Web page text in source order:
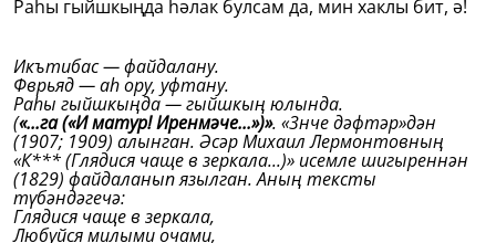
Раһы гыйшкыңда һәлак булсам да, мин хаклы бит, ә!
Икътибас — файдалану.
Фврьяд — аһ ору, уфтану.
Раһы гыйшкыңда — гыйшкың юлында.
(«...га («И матур! Иренмәче...»)». «3нче дәфтәр»дән
(1907; 1909) алынган. Әсәр Михаил Лермонтовның
«К*** (Глядися чаще в зеркала...)» исемле шигыреннән
(1829) файдаланып язылган. Аның тексты
түбәндәгечә:
Глядися чаще в зеркала,
Любуйся милыми очами,